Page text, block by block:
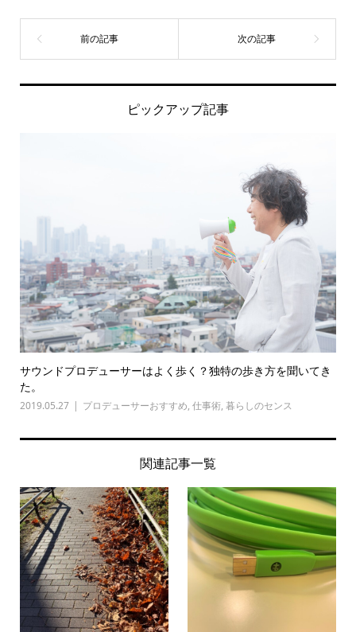
ピックアップ記事
サウンドプロデューサーはよく歩く？独特の歩き方を聞いてき
た。
2019.05.27 プロデューサーおすすめ, 仕事術, 暮らしのセンス
関連記事一覧